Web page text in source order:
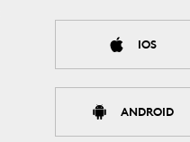
IOS
ANDROID